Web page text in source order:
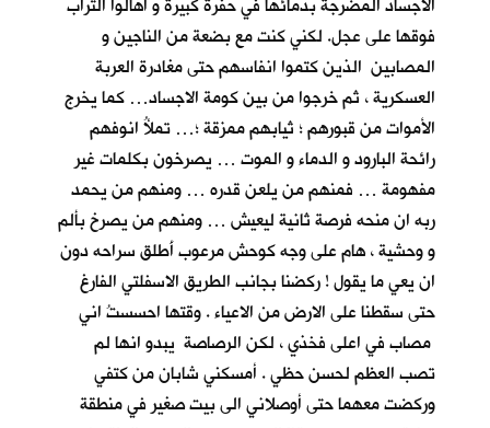
فوقها على عجل. لكني كنت مع بضعة من الناجين و
المصابين الذين كتموا انفاسهم حتى مغادرة العربة
العسكرية ، ثم خرجوا من بين كومة الاجساد… كما يخرج
الأموات من قبورهم ؛ ثيابهم ممزقة ؛… تملأُ انوفهم
رائحة البارود و الدماء و الموت … يصرخون بكلمات غير
مفهومة … فمنهم من يلعن قدره … ومنهم من يحمد
ربه ان منحه فرصة ثانية ليعيش … ومنهم من يصرخ بألم
و وحشية ، هام على وجه كوحش مرعوب أَطلق سراحه دون
ان يعي ما يقول ! ركضنا بجانب الطريق الاسفلتي الفارغ
حتى سقطنا على الارض من الاعياء . وقتها احسستُ اني
مصاب في اعلى فخذي ، لكن الرصاصة يبدو انها لم
تصب العظم لحسن حظي . أمسكني شابان من كتفي
وركضت معهما حتى أوصلاني الى بيت صغير في منطقة